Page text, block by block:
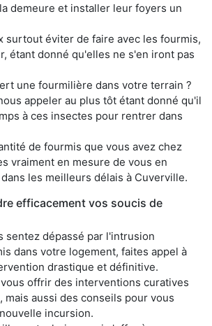
demeure et installer leur foyers un
surtout éviter de faire avec les fourmis,
étant donné qu'elles ne s'en iront pas
une fourmilière dans votre terrain ?
appeler au plus tôt étant donné qu'il
à ces insectes pour rentrer dans
de fourmis que vous avez chez
vraiment en mesure de vous en
les meilleurs délais à Cuverville.
efficacement vos soucis de
sentez dépassé par l'intrusion
dans votre logement, faites appel à
drastique et définitive.
offrir des interventions curatives
mais aussi des conseils pour vous
incursion.